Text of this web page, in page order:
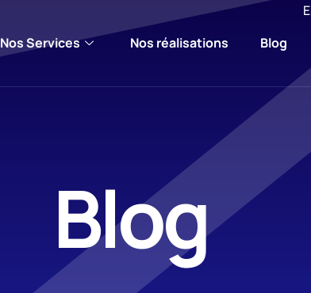
Nos Services Nos réalisations Blog
Blog